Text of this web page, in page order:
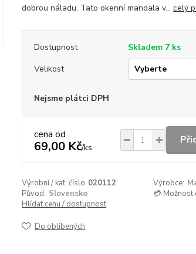
dobrou náladu. Tato okenní mandala v... celý
Dostupnost
Skladem 7 ks
Velikost
Nejsme plátci DPH
cena od
69,00 Kč/ks
Výrobní / kat. číslo 020112 Výrobce:
Původ: Slovensko 💳 Možnost
Hlídat cenu / dostupnost
Do oblíbených